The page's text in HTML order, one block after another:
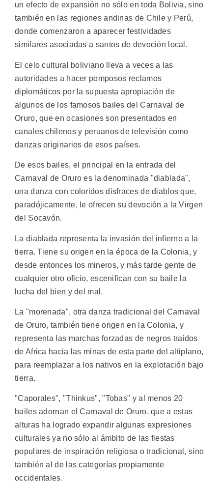
un efecto de expansión no sólo en toda Bolivia, sino
también en las regiones andinas de Chile y Perú,
donde comenzaron a aparecer festividades
similares asociadas a santos de devoción local.
El celo cultural boliviano lleva a veces a las
autoridades a hacer pomposos reclamos
diplomáticos por la supuesta apropiación de
algunos de los famosos bailes del Carnaval de
Oruro, que en ocasiones son presentados en
canales chilenos y peruanos de televisión como
danzas originarios de esos países.
De esos bailes, el principal en la entrada del
Carnaval de Oruro es la denominada "diablada",
una danza con coloridos disfraces de diablos que,
paradójicamente, le ofrecen su devoción a la Virgen
del Socavón.
La diablada representa la invasión del infierno a la
tierra. Tiene su origen en la época de la Colonia, y
desde entonces los mineros, y más tarde gente de
cualquier otro oficio, escenifican con su baile la
lucha del bien y del mal.
La "morenada", otra danza tradicional del Carnaval
de Oruro, también tiene origen en la Colonia, y
representa las marchas forzadas de negros traídos
de Africa hacia las minas de esta parte del altiplano,
para reemplazar a los nativos en la explotación bajo
tierra.
"Caporales", "Thinkus", "Tobas" y al menos 20
bailes adornan el Carnaval de Oruro, que a estas
alturas ha logrado expandir algunas expresiones
culturales ya no sólo al ámbito de las fiestas
populares de inspiración religiosa o tradicional, sino
también al de las categorías propiamente
occidentales.